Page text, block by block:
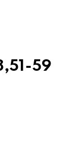
59